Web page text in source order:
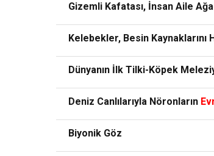
Gizemli Kafatası, İnsan Aile
Kelebekler, Besin Kaynaklarını
Dünyanın İlk Tilki-Köpek
Deniz Canlılarıyla Nöronların
Biyonik Göz